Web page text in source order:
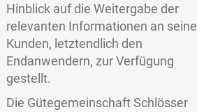
Hinblick auf die Weitergabe der
relevanten Informationen an seine
Kunden, letztendlich den
Endanwendern, zur Verfügung
gestellt.
Die Gütegemeinschaft Schlösser